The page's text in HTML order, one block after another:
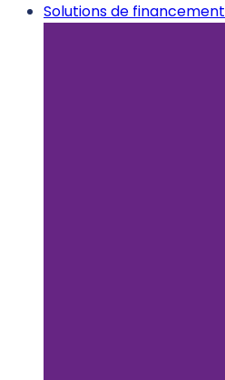
Solutions de financement